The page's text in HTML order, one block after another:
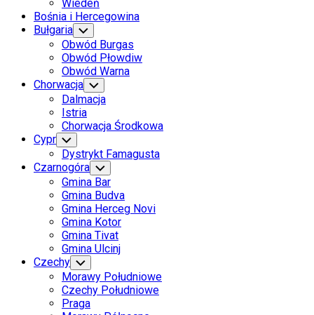
Wiedeń
Bośnia i Hercegowina
Bułgaria Toggle
Child
Menu
Obwód Burgas
Obwód Płowdiw
Obwód Warna
Chorwacja Toggle
Child
Menu
Dalmacja
Istria
Chorwacja Środkowa
Cypr Toggle
Child
Menu
Dystrykt Famagusta
Czarnogóra Toggle
Child
Menu
Gmina Bar
Gmina Budva
Gmina Herceg Novi
Gmina Kotor
Gmina Tivat
Gmina Ulcinj
Current
Page
Parent
Czechy Toggle
Child
Menu
Morawy Południowe
Czechy Południowe
Praga